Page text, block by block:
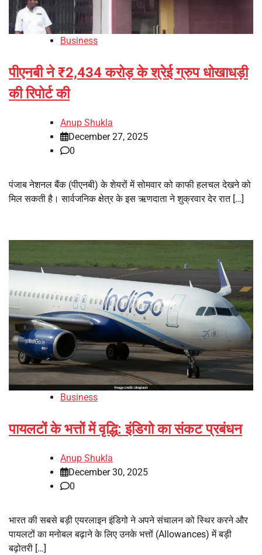
Business
पीएनबी ने ₹2,434 करोड़ के श्रेई ग्रुप धोखाधड़ी
की रिपोर्ट की
Anup Shukla
December 27, 2025
0
पंजाब नेशनल बैंक (पीएनबी) के शेयरों में सोमवार को काफी हलचल देखने को
मिल सकती है। सार्वजनिक क्षेत्र के इस ऋणदाता ने शुक्रवार देर रात […]
Business
पायलटों के भत्तों में वृद्धि: इंडिगो का संकट प्रबंधन
Anup Shukla
December 30, 2025
0
भारत की सबसे बड़ी एयरलाइन इंडिगो ने अपने संचालन को स्थिर करने और
पायलटों का मनोबल बढ़ाने के लिए उनके भत्तों (Allowances) में बड़ी
बढ़ोतरी […]